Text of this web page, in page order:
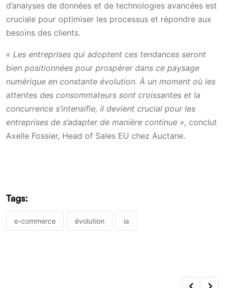
d’analyses de données et de technologies avancées est
cruciale pour optimiser les processus et répondre aux
besoins des clients.
« Les entreprises qui adoptent ces tendances seront
bien positionnées pour prospérer dans ce paysage
numérique en constante évolution. À un moment où les
attentes des consommateurs sont croissantes et la
concurrence s’intensifie, il devient crucial pour les
entreprises de s’adapter de manière continue », conclut
Axelle Fossier, Head of Sales EU chez Auctane.
Tags:
e-commerce évolution ia